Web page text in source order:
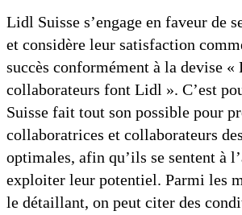
Lidl Suisse s’engage en faveur de
et considère leur satisfaction
succès conformément à la devise «
collaborateurs font Lidl ». C’est
Suisse fait tout son possible pour
collaboratrices et collaborateurs
optimales, afin qu’ils se sentent à
exploiter leur potentiel. Parmi les
le détaillant, on peut citer des